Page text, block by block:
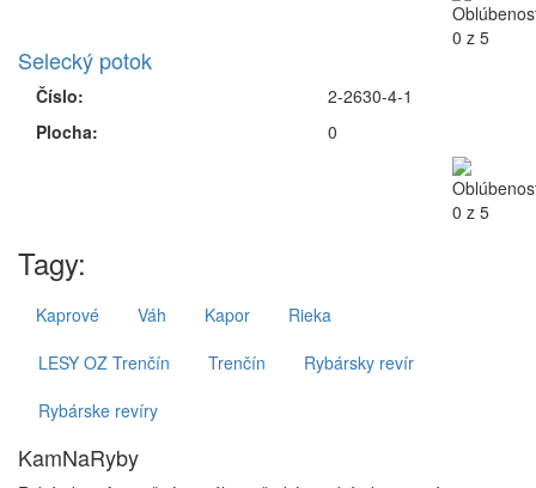
Selecký potok
Číslo:
Plocha:
2-2630-4-1
0
Tagy:
Kaprové Váh Kapor
Rieka
LESY OZ Trenčín
Trenčín
Rybársky revír
Rybárske revíry
KamNaRyby